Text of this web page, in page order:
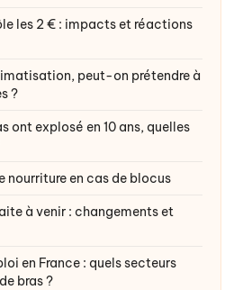
les 2 € : impacts et réactions
peut-on prétendre à
?
ont explosé en 10 ans, quelles
nourriture en cas de blocus
à venir : changements et
en France : quels secteurs
bras ?